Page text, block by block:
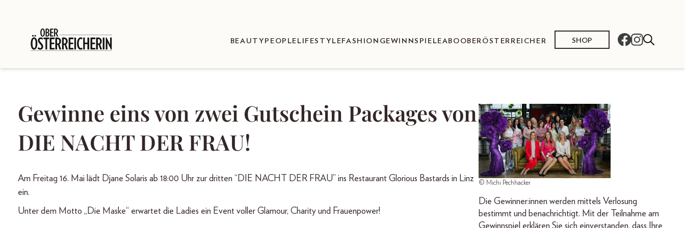
BEAUTY PEOPLE LIFESTYLEFASHION GEWINNSPIELEABO OBERÖSTERREICHER SHOP
Gewinne eins von zwei Gutschein Packages von
DIE NACHT DER FRAU!
Am Freitag 16. Mai lädt Djane Solaris ab 18:00 Uhr zur dritten “DIE NACHT DER FRAU” ins Restaurant Glorious Bastards in Linz
ein.
Unter dem Motto „Die Maske“ erwartet die Ladies ein Event voller Glamour, Charity und Frauenpower!
© Michi Pechhacker
Die Gewinner:innen werden mittels Verlosung
bestimmt und benachrichtigt. Mit der Teilnahme am
Gewinnspiel erklären Sie sich einverstanden, dass Ihre